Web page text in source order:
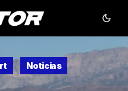
Noticias